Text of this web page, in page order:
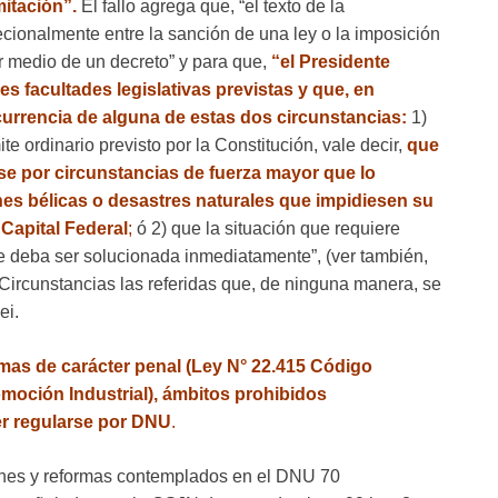
El fallo agrega que, “el texto de la
entre la sanción de una ley o la imposición
de un decreto” y para que, “el Presidente
facultades legislativas previstas y que, en
de alguna de estas dos circunstancias: 1)
ordinario previsto por la Constitución, vale decir, que
por circunstancias de fuerza mayor que lo
bélicas o desastres naturales que impidiesen su
Federal ; ó 2) que la situación que requiere
ser solucionada inmediatamente”, (ver también,
las referidas que, de ninguna manera, se
de carácter penal (Ley N° 22.415 Código
Industrial), ámbitos prohibidos
regularse por DNU.
y reformas contemplados en el DNU 70